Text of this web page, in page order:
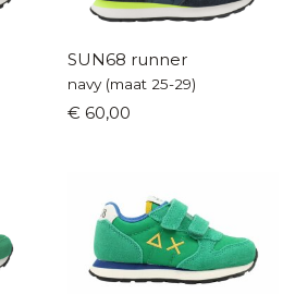
SUN68 runner
navy (maat 25-29)
€ 60,00